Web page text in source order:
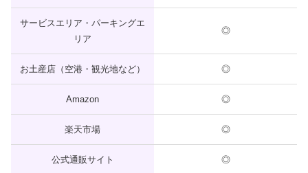
サービスエリア・パーキングエ
リア
◎
お土産店（空港・観光地など） ◎
Amazon ◎
楽天市場 ◎
公式通販サイト ◎